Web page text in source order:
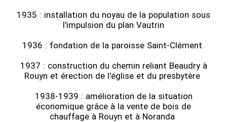
1935 : installation du noyau de la population sous
l'impulsion du plan Vautrin
1936 : fondation de la paroisse Saint-Clément
1937 : construction du chemin reliant Beaudry à
Rouyn et érection de l'église et du presbytère
1938-1939 : amélioration de la situation
économique grâce à la vente de bois de
chauffage à Rouyn et à Noranda